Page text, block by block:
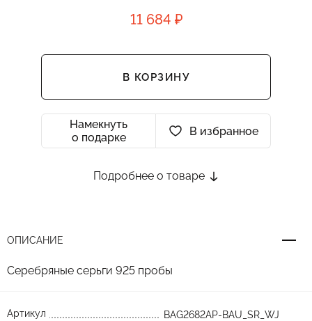
11 684 ₽
В КОРЗИНУ
Намекнуть
о подарке
В избранное
Подробнее о товаре
ОПИСАНИЕ
Серебряные серьги 925 пробы
Артикул
BAG2682AP-BAU_SR_WJ